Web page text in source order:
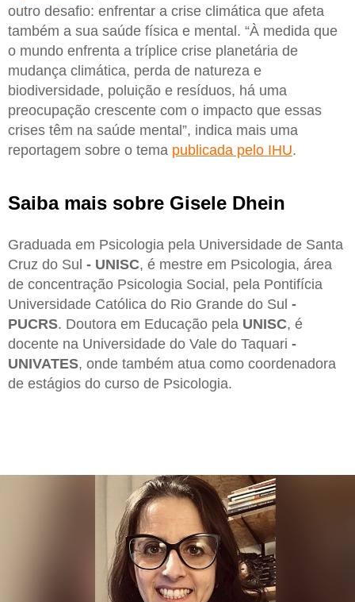
outro desafio: enfrentar a crise climática que afeta
também a sua saúde física e mental. “À medida que
o mundo enfrenta a tríplice crise planetária de
mudança climática, perda de natureza e
biodiversidade, poluição e resíduos, há uma
preocupação crescente com o impacto que essas
crises têm na saúde mental”, indica mais uma
reportagem sobre o tema publicada pelo IHU.
Saiba mais sobre Gisele Dhein
Graduada em Psicologia pela Universidade de Santa
Cruz do Sul - UNISC, é mestre em Psicologia, área
de concentração Psicologia Social, pela Pontifícia
Universidade Católica do Rio Grande do Sul -
PUCRS. Doutora em Educação pela UNISC, é
docente na Universidade do Vale do Taquari -
UNIVATES, onde também atua como coordenadora
de estágios do curso de Psicologia.